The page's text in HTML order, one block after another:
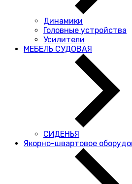
Динамики
Головные устройства
Усилители
МЕБЕЛЬ СУДОВАЯ
СИДЕНЬЯ
Якорно-швартовое